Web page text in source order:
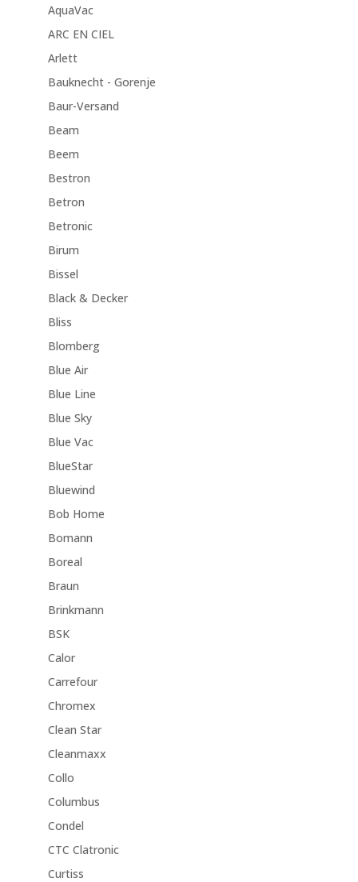
AquaVac
ARC EN CIEL
Arlett
Bauknecht - Gorenje
Baur-Versand
Beam
Beem
Bestron
Betron
Betronic
Birum
Bissel
Black & Decker
Bliss
Blomberg
Blue Air
Blue Line
Blue Sky
Blue Vac
BlueStar
Bluewind
Bob Home
Bomann
Boreal
Braun
Brinkmann
BSK
Calor
Carrefour
Chromex
Clean Star
Cleanmaxx
Collo
Columbus
Condel
CTC Clatronic
Curtiss